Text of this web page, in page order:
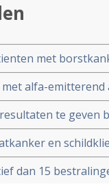
met
met
alfa-
(SSTR2) bij
te geven
vormen van
en
zijn, aldus
dan 15